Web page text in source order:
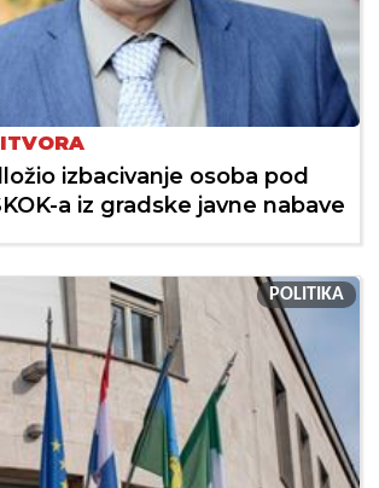
izbacivanje osoba pod
a iz gradske javne nabave
POLITIKA